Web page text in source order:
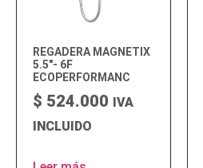
REGADERA MAGNETIX
5.5″- 6F
ECOPERFORMANC
$ 524.000 IVA
INCLUIDO